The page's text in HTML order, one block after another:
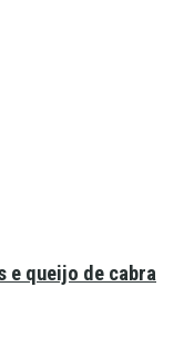
e queijo de cabra